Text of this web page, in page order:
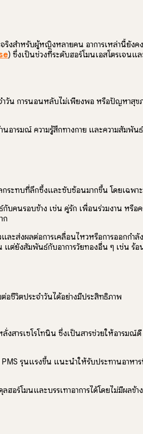
ริงสำหรับผู้หญิงหลายคน อาการเหล่านี้ยั
) ซึ่งเป็นช่วงที่ระดับฮอร์โมนเอสโตรเจนแ
ำวัน การนอนหลับไม่เพียงพอ หรือปัญหา
มณ์ ความรู้สึกทางกาย และความสัมพันธ์ส่
ระทบที่ลึกซึ้งและซับซ้อนมากขึ้น โดยเฉพา
คนรอบข้าง เช่น คู่รัก เพื่อนร่วมงาน หรือ
ก
ะส่งผลต่อการเคลื่อนไหวหรือการออกก
แต่ยังสัมพันธ์กับอาการวัยทองอื่น ๆ เช่น
ชีวิตประจำวันได้อย่างมีประสิทธิภาพ
สารเซโรโทนิน ซึ่งเป็นสารช่วยให้อารมณ์
รุนแรงขึ้น แนะนำให้รับประทานอาห
อร์โมนและบรรเทาอาการได้โดยไม่มีผลข้า